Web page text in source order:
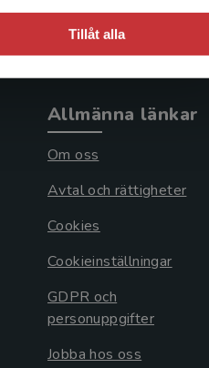
Tillåt alla
Allmänna länkar
Om oss
Avtal och rättigheter
Cookies
Cookieinställningar
GDPR och
personuppgifter
Jobba hos oss